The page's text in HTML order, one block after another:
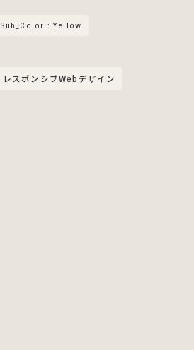
Sub_Color : Yellow
レスポンシブWebデザイン